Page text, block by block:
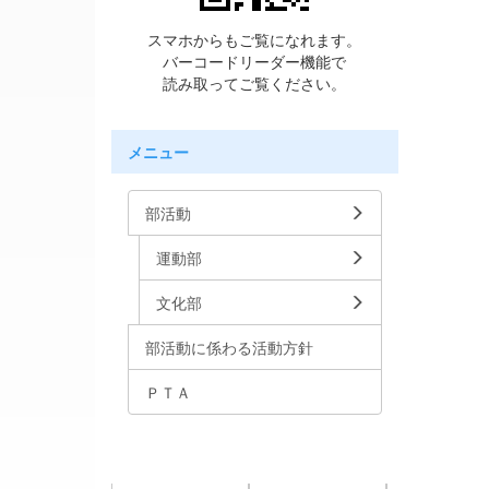
スマホからもご覧になれます。
バーコードリーダー機能で
読み取ってご覧ください。
メニュー
部活動
運動部
文化部
部活動に係わる活動方針
ＰＴＡ